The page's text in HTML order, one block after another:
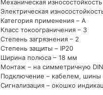
Механическая
Электрическая
Категория применения – A
Класс токоограничения – 3
Степень загрязнения – 2
Степень защиты – IP20
Ширина полюса – 18 мм
Монтаж – на симметричную
Подключение – кабелем, шины
Сигнализация – окошко